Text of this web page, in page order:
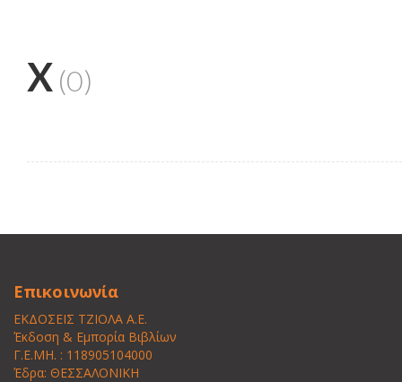
X (0)
Επικοινωνία
ΕΚΔΟΣΕΙΣ ΤΖΙΟΛΑ Α.Ε.
Έκδοση & Εμπορία Βιβλίων
Γ.Ε.ΜΗ. : 118905104000
Έδρα: ΘΕΣΣΑΛΟΝΙΚΗ